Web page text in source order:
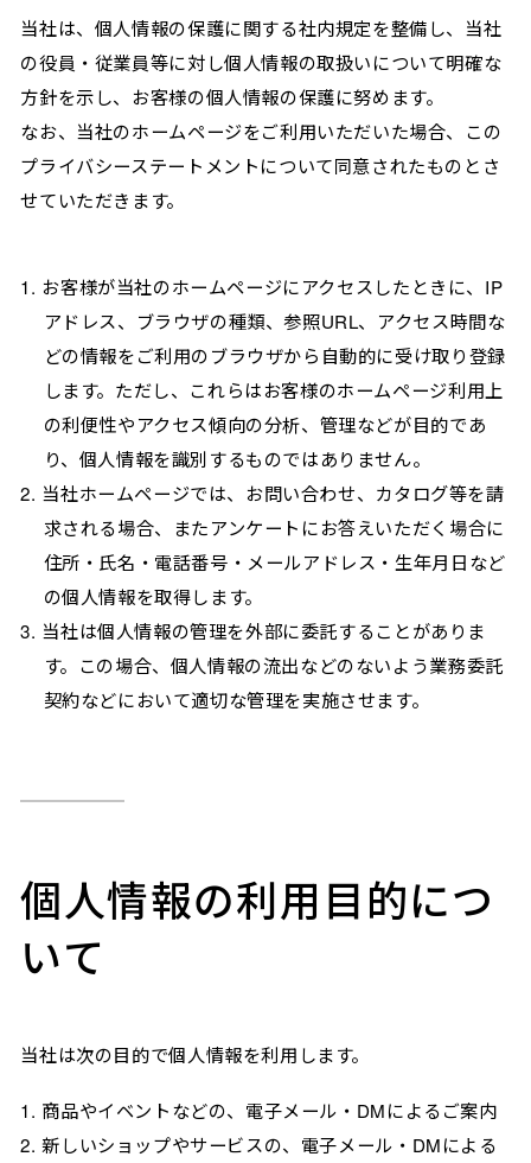
当社は、個人情報の保護に関する社内規定を整備し、当社
の役員・従業員等に対し個人情報の取扱いについて明確な
方針を示し、お客様の個人情報の保護に努めます。
なお、当社のホームページをご利用いただいた場合、この
プライバシーステートメントについて同意されたものとさ
せていただきます。
お客様が当社のホームページにアクセスしたときに、IP
アドレス、ブラウザの種類、参照URL、アクセス時間な
どの情報をご利用のブラウザから自動的に受け取り登録
します。ただし、これらはお客様のホームページ利用上
の利便性やアクセス傾向の分析、管理などが目的であ
り、個人情報を識別するものではありません。
当社ホームページでは、お問い合わせ、カタログ等を請
求される場合、またアンケートにお答えいただく場合に
住所・氏名・電話番号・メールアドレス・生年月日など
の個人情報を取得します。
当社は個人情報の管理を外部に委託することがありま
す。この場合、個人情報の流出などのないよう業務委託
契約などにおいて適切な管理を実施させます。
個人情報の利用目的につ
いて
当社は次の目的で個人情報を利用します。
商品やイベントなどの、電子メール・DMによるご案内
新しいショップやサービスの、電子メール・DMによる